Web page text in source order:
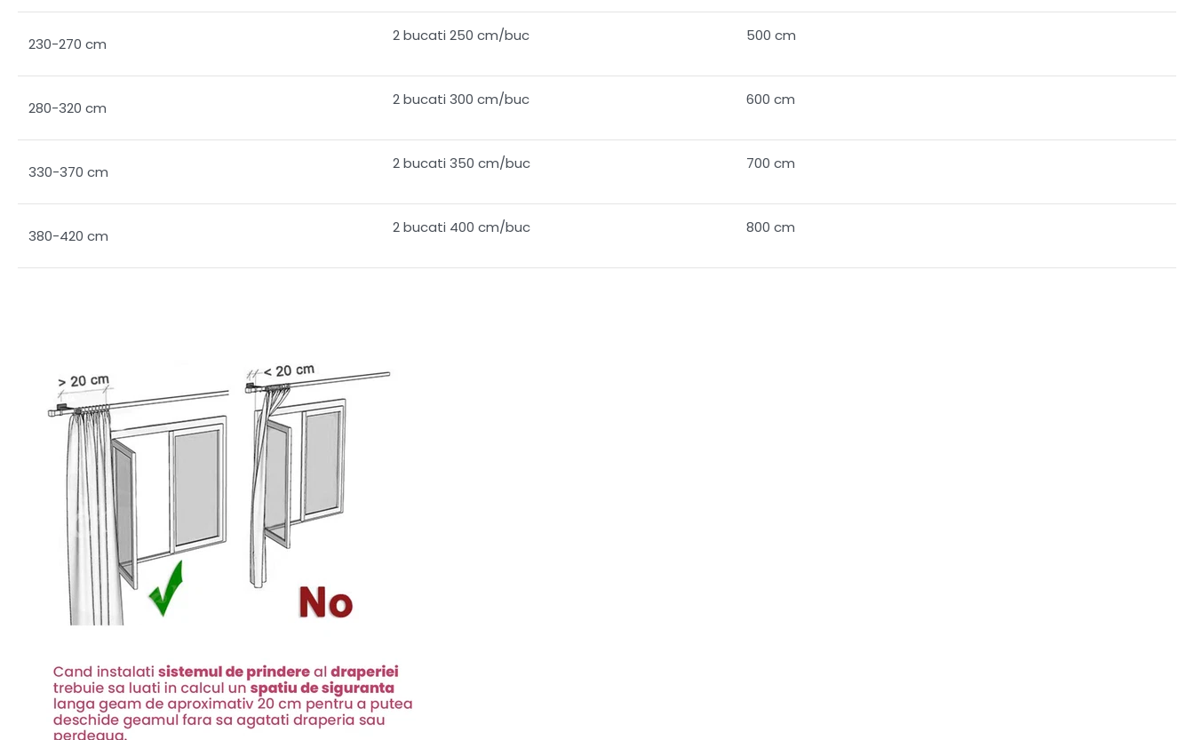
230-270 cm 2 bucati 250 cm/buc 500 cm
280-320 cm 2 bucati 300 cm/buc 600 cm
330-370 cm 2 bucati 350 cm/buc 700 cm
380-420 cm 2 bucati 400 cm/buc 800 cm